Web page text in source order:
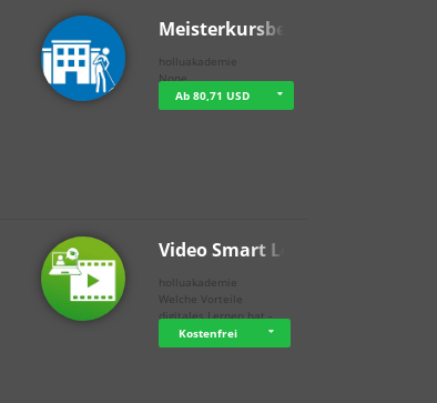
Meisterkursbegl…
holluakademie
None
Ab 80,71 USD
Video Smart Lea…
holluakademie
Welche Vorteile
digitales Lernen hat - …
Kostenfrei